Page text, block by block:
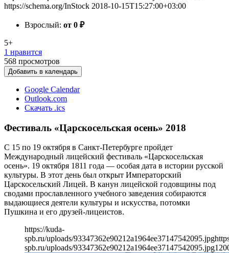
https://schema.org/InStock 2018-10-15T15:27:00+03:00
Взрослый: от 0 ₽
5+
1 нравится
568 просмотров
Добавить в календарь
Google Calendar
Outlook.com
Скачать .ics
Фестиваль «Царскосельская осень» 2018
С 15 по 19 октября в Санкт-Петербурге пройдет
Международный лицейский фестиваль «Царскосельская
осень». 19 октября 1811 года — особая дата в истории русской
культуры. В этот день был открыт Императорский
Царскосельский Лицей. В канун лицейской годовщины под
сводами прославленного учебного заведения собираются
выдающиеся деятели культуры и искусства, потомки
Пушкина и его друзей-лицеистов.
https://kuda-
spb.ru/uploads/93347362e90212a1964ee37147542095.jpg
spb.ru/uploads/93347362e90212a1964ee37147542095.jpg